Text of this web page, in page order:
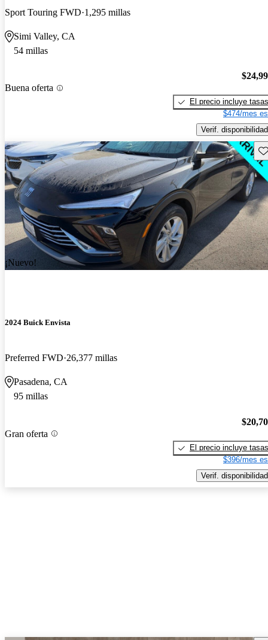
Sport Touring FWD 1,295 millas
Simi Valley, CA
54 millas
Buena oferta
El precio incluye tasas
$474/mes
Verif. disponibilidad
¡Nuevo!
2024 Buick Envista
Preferred FWD 26,377 millas
Pasadena, CA
95 millas
Gran oferta
El precio incluye tasas
$396/mes
Verif. disponibilidad